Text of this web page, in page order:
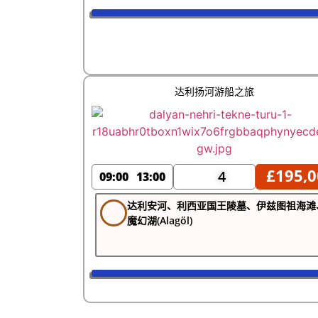
达利扬河游船之旅
09:00 13:00 4 £
达利安河、利西亚国王陵墓、伊兹图祖海
魔幻湖(Alagöl)